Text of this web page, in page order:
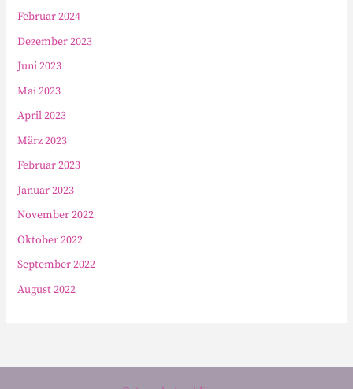
Februar 2024
Dezember 2023
Juni 2023
Mai 2023
April 2023
März 2023
Februar 2023
Januar 2023
November 2022
Oktober 2022
September 2022
August 2022